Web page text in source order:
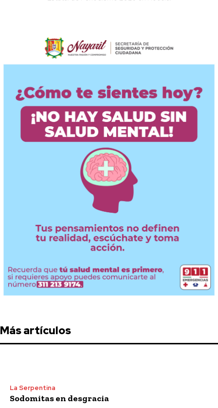
Más artículos
La Serpentina
Sodomitas en desgracia